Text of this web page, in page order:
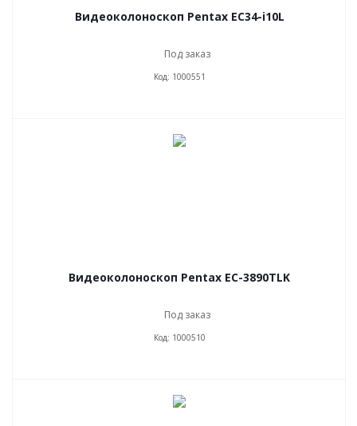
Видеоколоноскоп Pentax EC34-i10L
Под заказ
Код: 1000551
Видеоколоноскоп Pentax EC-3890TLK
Под заказ
Код: 1000510